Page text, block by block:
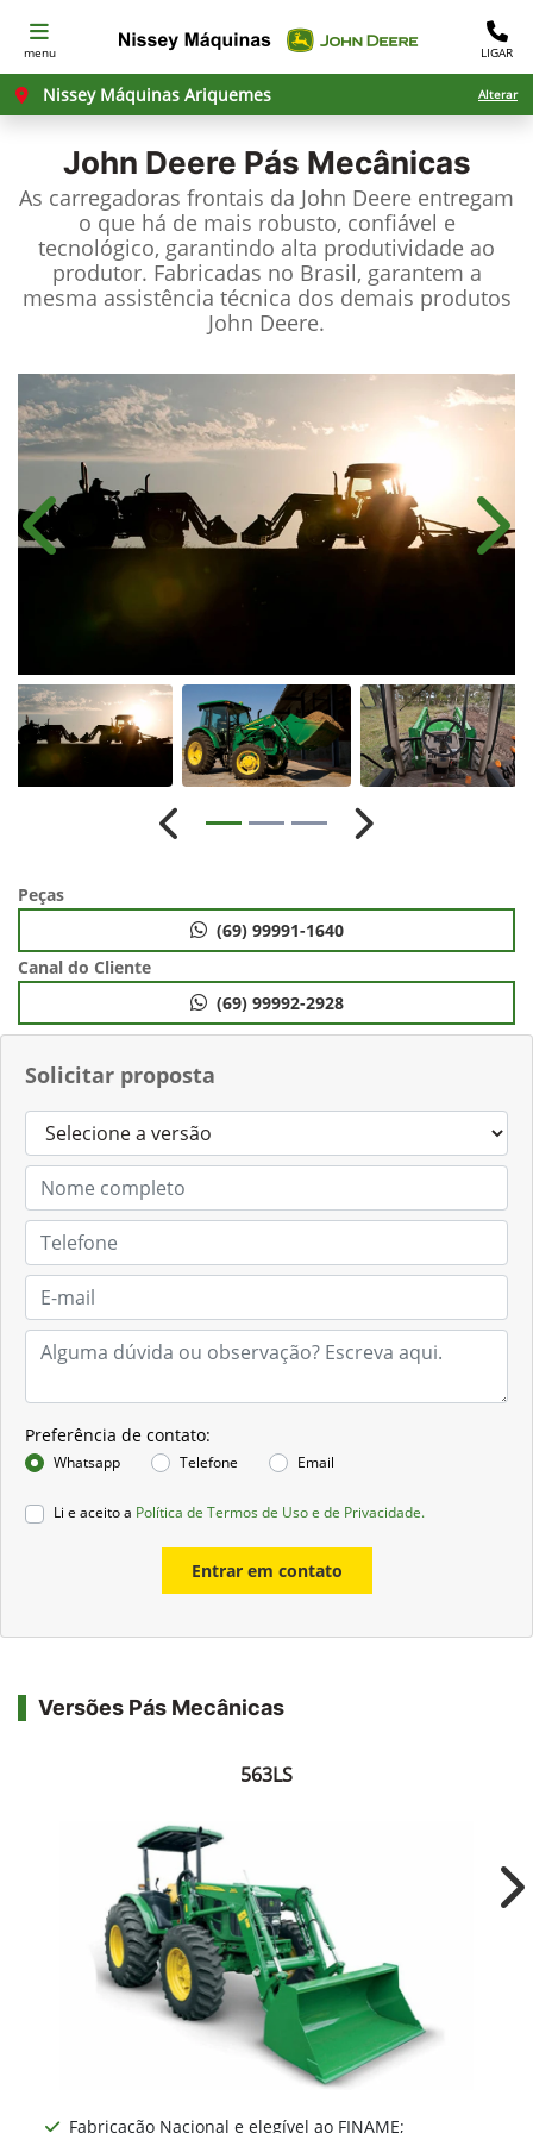
menu LIGAR
Nissey Máquinas Ariquemes Alterar
John Deere Pás Mecânicas
As carregadoras frontais da John Deere entregam
o que há de mais robusto, confiável e
tecnológico, garantindo alta produtividade ao
produtor. Fabricadas no Brasil, garantem a
mesma assistência técnica dos demais produtos
John Deere.
Solicitar proposta
Preferência de contato:
Whatsapp Telefone Email
Li e aceito a Política de Termos de Uso e de Privacidade.
Entrar em contato
Anterior
Anterior Próximo
Peças
(69) 99991-1640
Canal do Cliente
(69) 99992-2928
Versões Pás Mecânicas
563LS
Fabricação Nacional e elegível ao FINAME;